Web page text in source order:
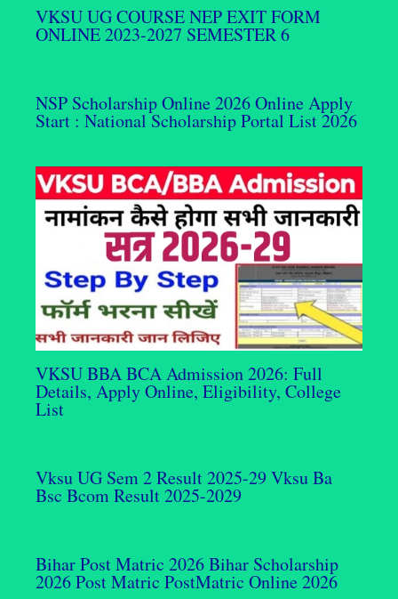
VKSU UG COURSE NEP EXIT FORM
ONLINE 2023-2027 SEMESTER 6
NSP Scholarship Online 2026 Online Apply
Start : National Scholarship Portal List 2026
VKSU BBA BCA Admission 2026: Full
Details, Apply Online, Eligibility, College
List
Vksu UG Sem 2 Result 2025-29 Vksu Ba
Bsc Bcom Result 2025-2029
Bihar Post Matric 2026 Bihar Scholarship
2026 Post Matric PostMatric Online 2026